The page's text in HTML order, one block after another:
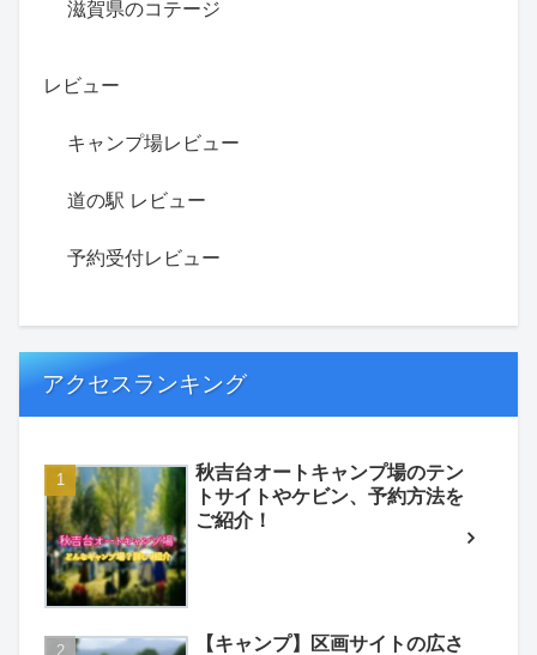
滋賀県のコテージ
レビュー
キャンプ場レビュー
道の駅 レビュー
予約受付レビュー
アクセスランキング
秋吉台オートキャンプ場のテン
トサイトやケビン、予約方法を
ご紹介！
【キャンプ】区画サイトの広さ